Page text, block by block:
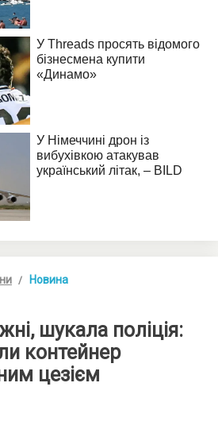
Новина
шукала поліція:
контейнер
цезієм